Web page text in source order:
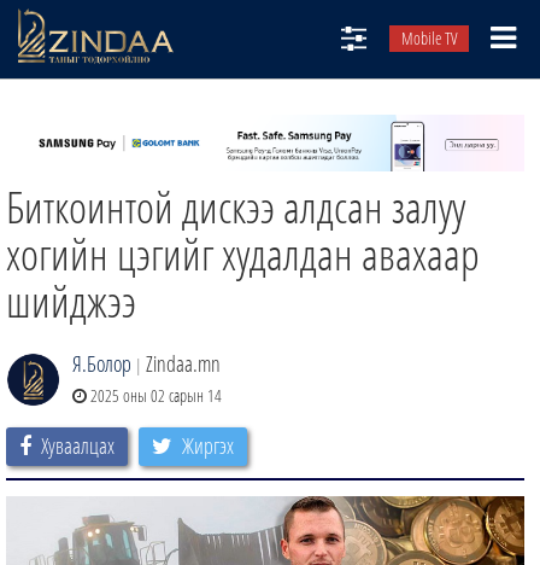
Mobile TV
ТВ8
ӨГЛӨӨНИЙ СОНИН
АУДИО ЗОХИОЛ
ЗИНДАА СЭТГҮҮЛ
Биткоинтой дискээ алдсан залуу
хогийн цэгийг худалдан авахаар
шийджээ
Я.Болор | Zindaa.mn
2025 оны 02 сарын 14
Хуваалцах Жиргэх